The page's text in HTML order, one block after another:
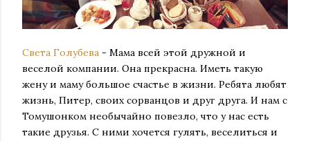
Света Голубева - Мама всей этой дружной и
веселой компании. Она прекрасна. Иметь такую
жену и маму большое счастье в жизни. Ребята любят
жизнь, Питер, своих сорванцов и друг друга. И нам с
Томушонком необычайно повезло, что у нас есть
такие друзья. С ними хочется гулять, веселиться и